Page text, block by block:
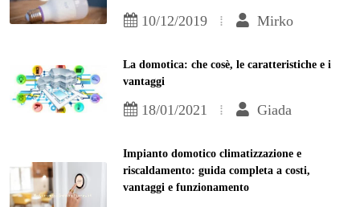
10/12/2019 Mirko
La domotica: che cosè, le caratteristiche e i
vantaggi
18/01/2021 Giada
Impianto domotico climatizzazione e
riscaldamento: guida completa a costi,
vantaggi e funzionamento